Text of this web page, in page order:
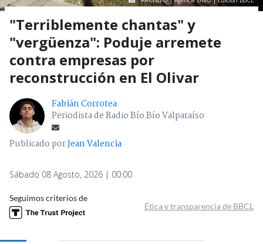
"Terriblemente chantas" y
"vergüenza": Poduje arremete
contra empresas por
reconstrucción en El Olivar
Fabián Corrotea
Periodista de Radio Bío Bío Valparaíso
Publicado porJean Valencia
Sábado 08 Agosto, 2026 | 00:00
Seguimos criterios de
Ética y transparencia de BBCL